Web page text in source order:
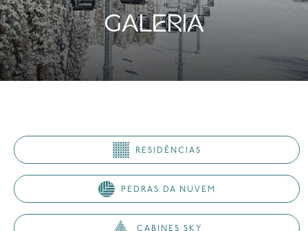
GALERIA
RESIDÊNCIAS
PEDRAS DA NUVEM
CABINES SKY